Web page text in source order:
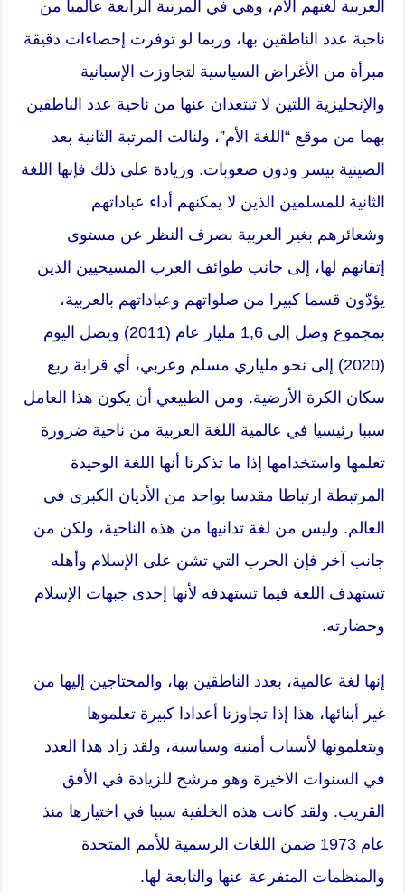
العربية لغتهم الأم، وهي في المرتبة الرابعة عالميا من
ناحية عدد الناطقين بها، وربما لو توفرت إحصاءات دقيقة
مبرأة من الأغراض السياسية لتجاوزت الإسبانية
والإنجليزية اللتين لا تبتعدان عنها من ناحية عدد الناطقين
بهما من موقع “اللغة الأم”، ولنالت المرتبة الثانية بعد
الصينية بيسر ودون صعوبات. وزيادة على ذلك فإنها اللغة
الثانية للمسلمين الذين لا يمكنهم أداء عباداتهم
وشعائرهم بغير العربية بصرف النظر عن مستوى
إتقانهم لها، إلى جانب طوائف العرب المسيحيين الذين
يؤدّون قسما كبيرا من صلواتهم وعباداتهم بالعربية،
بمجموع وصل إلى 1,6 مليار عام (2011) ويصل اليوم
(2020) إلى نحو ملياري مسلم وعربي، أي قرابة ربع
سكان الكرة الأرضية. ومن الطبيعي أن يكون هذا العامل
سببا رئيسيا في عالمية اللغة العربية من ناحية ضرورة
تعلمها واستخدامها إذا ما تذكرنا أنها اللغة الوحيدة
المرتبطة ارتباطا مقدسا بواحد من الأديان الكبرى في
العالم. وليس من لغة تدانيها من هذه الناحية، ولكن من
جانب آخر فإن الحرب التي تشن على الإسلام وأهله
تستهدف اللغة فيما تستهدفه لأنها إحدى جبهات الإسلام
وحضارته.
إنها لغة عالمية، بعدد الناطقين بها، والمحتاجين إليها من
غير أبنائها، هذا إذا تجاوزنا أعدادا كبيرة تعلموها
ويتعلمونها لأسباب أمنية وسياسية، ولقد زاد هذا العدد
في السنوات الاخيرة وهو مرشح للزيادة في الأفق
القريب. ولقد كانت هذه الخلفية سببا في اختيارها منذ
عام 1973 ضمن اللغات الرسمية للأمم المتحدة
والمنظمات المتفرعة عنها والتابعة لها.